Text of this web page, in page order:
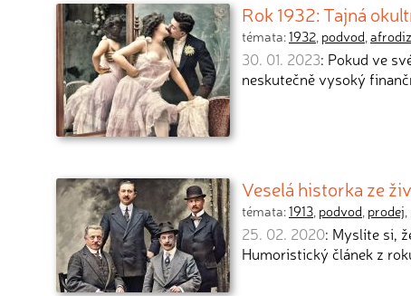
Rok 1932: Tajná
témata:1932, podvod,
30. 01. 2023: Pokud ve
neskutečně vysoký
Veselá historka ze
témata:1913, podvod, prodej,
25. 02. 2020: Myslíte si,
Humoristický článek z